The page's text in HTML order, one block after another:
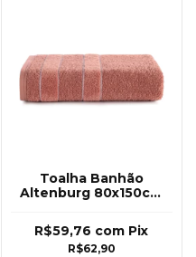
Toalha Banhão
Altenburg 80x150cm
R$62,90
R$59,76 com Pix